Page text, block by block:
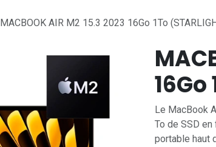
MACBOOK AIR M2 15.3 2023 16Go 1To
16Go
Le MacBook
To de SSD
portable haut